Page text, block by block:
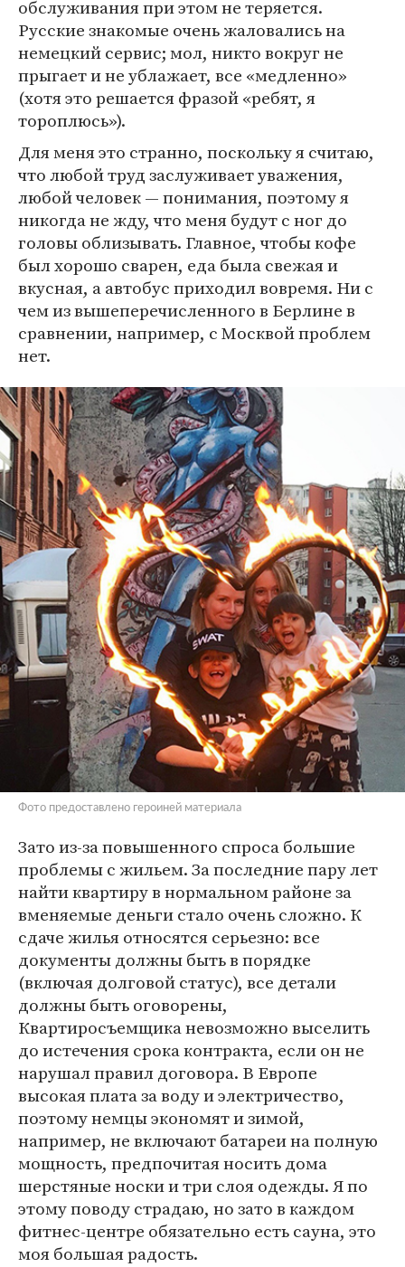
обслуживания при этом не теряется.
Русские знакомые очень жаловались на
немецкий сервис; мол, никто вокруг не
прыгает и не ублажает, все «медленно»
(хотя это решается фразой «ребят, я
тороплюсь»).
Для меня это странно, поскольку я считаю,
что любой труд заслуживает уважения,
любой человек — понимания, поэтому я
никогда не жду, что меня будут с ног до
головы облизывать. Главное, чтобы кофе
был хорошо сварен, еда была свежая и
вкусная, а автобус приходил вовремя. Ни с
чем из вышеперечисленного в Берлине в
сравнении, например, с Москвой проблем
нет.
Фото предоставлено героиней материала
Зато из-за повышенного спроса большие
проблемы с жильем. За последние пару лет
найти квартиру в нормальном районе за
вменяемые деньги стало очень сложно. К
сдаче жилья относятся серьезно: все
документы должны быть в порядке
(включая долговой статус), все детали
должны быть оговорены,
Квартиросъемщика невозможно выселить
до истечения срока контракта, если он не
нарушал правил договора. В Европе
высокая плата за воду и электричество,
поэтому немцы экономят и зимой,
например, не включают батареи на полную
мощность, предпочитая носить дома
шерстяные носки и три слоя одежды. Я по
этому поводу страдаю, но зато в каждом
фитнес-центре обязательно есть сауна, это
моя большая радость.